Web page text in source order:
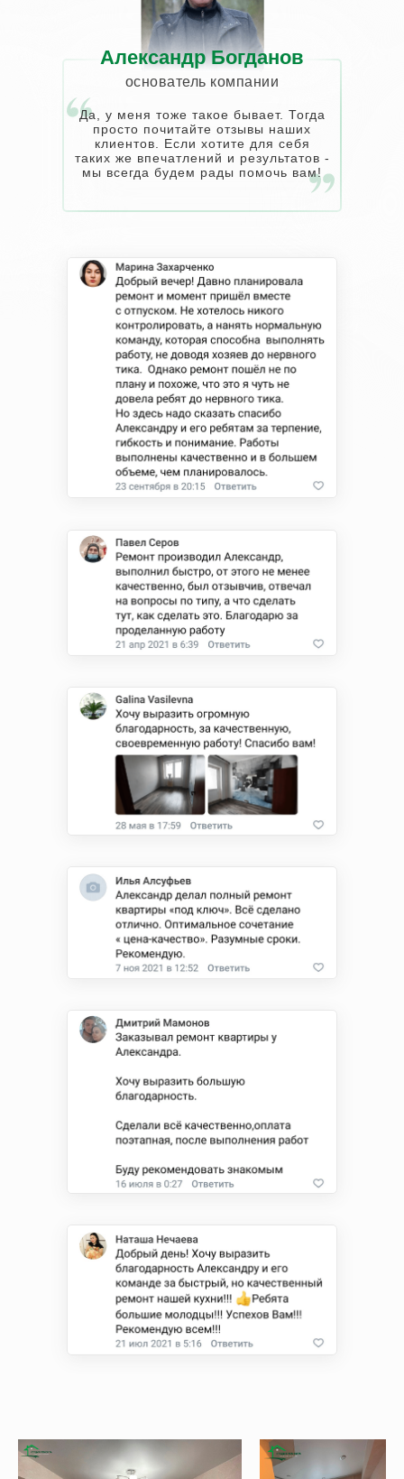
Александр Богданов
основатель компании
Да, у меня тоже такое бывает. Тогда
просто почитайте отзывы наших
клиентов. Если хотите для себя
таких же впечатлений и результатов -
мы всегда будем рады помочь вам!